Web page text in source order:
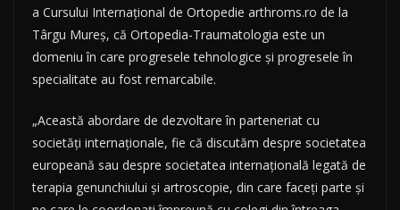
a Cursului Internaţional de Ortopedie arthroms.ro de la
Târgu Mureş, că Ortopedia-Traumatologia este un
domeniu în care progresele tehnologice şi progresele în
specialitate au fost remarcabile.
„Această abordare de dezvoltare în parteneriat cu
societăţi internaţionale, fie că discutăm despre societatea
europeană sau despre societatea internaţională legată de
terapia genunchiului şi artroscopie, din care faceţi parte şi